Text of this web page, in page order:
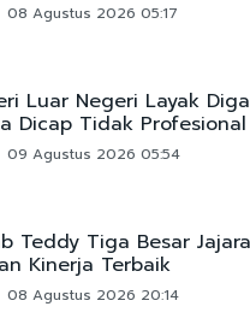
08 Agustus 2026 05:17
Luar Negeri Layak
Dicap Tidak Profesional
09 Agustus 2026 05:54
Teddy Tiga Besar
Kinerja Terbaik
08 Agustus 2026 20:14